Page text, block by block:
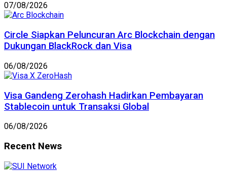
07/08/2026
Circle Siapkan Peluncuran Arc Blockchain dengan
Dukungan BlackRock dan Visa
06/08/2026
Visa Gandeng Zerohash Hadirkan Pembayaran
Stablecoin untuk Transaksi Global
06/08/2026
Recent News